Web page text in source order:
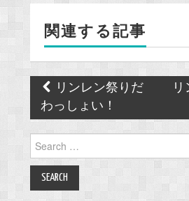
o
k
関連する記事
Post
navigation
リンレン祭りだ
わっしょい！
Search
for: